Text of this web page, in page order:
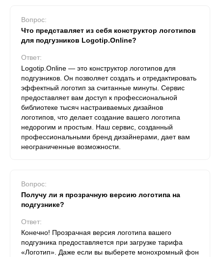
Вопрос:
Что представляет из себя конструктор логотипов
для подгузников Logotip.Online?
Ответ:
Logotip.Online — это конструктор логотипов для
подгузников. Он позволяет создать и отредактировать
эффектный логотип за считанные минуты. Сервис
предоставляет вам доступ к профессиональной
библиотеке тысяч настраиваемых дизайнов
логотипов, что делает создание вашего логотипа
недорогим и простым. Наш сервис, созданный
профессиональными бренд дизайнерами, дает вам
неограниченные возможности.
Вопрос:
Получу ли я прозрачную версию логотипа на
подгузнике?
Ответ:
Конечно! Прозрачная версия логотипа вашего
подгузника предоставляется при загрузке тарифа
«Логотип». Даже если вы выберете монохромный фон